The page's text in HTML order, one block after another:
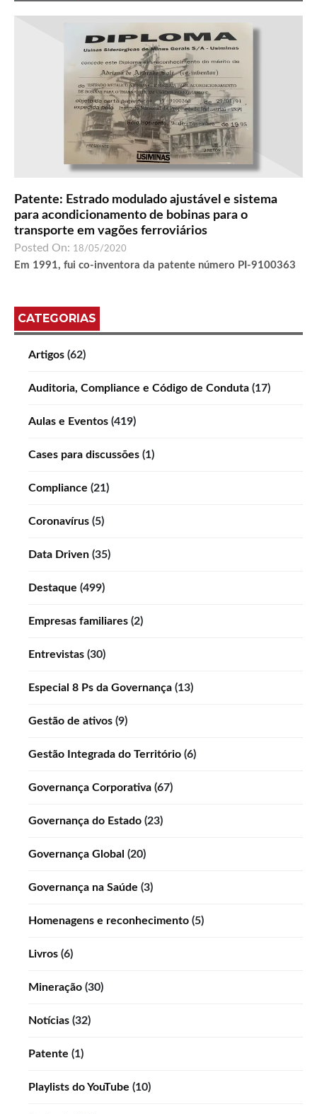
Patente: Estrado modulado ajustável e sistema
para acondicionamento de bobinas para o
transporte em vagões ferroviários
Posted On: 18/05/2020
Em 1991, fui co-inventora da patente número PI-9100363
CATEGORIAS
Artigos (62)
Auditoria, Compliance e Código de Conduta (17)
Aulas e Eventos (419)
Cases para discussões (1)
Compliance (21)
Coronavírus (5)
Data Driven (35)
Destaque (499)
Empresas familiares (2)
Entrevistas (30)
Especial 8 Ps da Governança (13)
Gestão de ativos (9)
Gestão Integrada do Território (6)
Governança Corporativa (67)
Governança do Estado (23)
Governança Global (20)
Governança na Saúde (3)
Homenagens e reconhecimento (5)
Livros (6)
Mineração (30)
Notícias (32)
Patente (1)
Playlists do YouTube (10)